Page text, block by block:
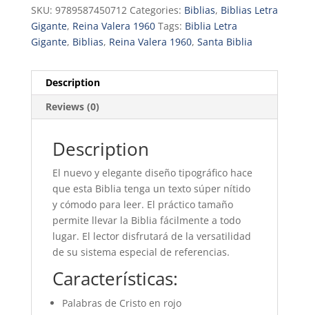
SKU: 9789587450712 Categories: Biblias, Biblias Letra
Gigante, Reina Valera 1960 Tags: Biblia Letra
Gigante, Biblias, Reina Valera 1960, Santa Biblia
Description
Reviews (0)
Description
El nuevo y elegante diseño tipográfico hace
que esta Biblia tenga un texto súper nítido
y cómodo para leer. El práctico tamaño
permite llevar la Biblia fácilmente a todo
lugar. El lector disfrutará de la versatilidad
de su sistema especial de referencias.
Características:
Palabras de Cristo en rojo